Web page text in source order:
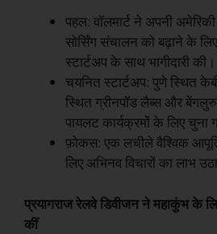
पहल: वॉलमार्ट ने अपनी
सोर्सिंग संचालन को बढ़ाने के
स्टार्टअप के साथ भागीदारी की।
चयनित स्टार्टअप: पुणे स्थित
स्थित ग्रीनपॉड लैब्स और
पायलट कार्यक्रमों के लिए चुना
फ़ोकस: एक लचीले वैश्विक
लिए अभिनव विचारों का लाभ
प्रयागराज रेलवे डिवीजन ने महाकुंभ के
कीं